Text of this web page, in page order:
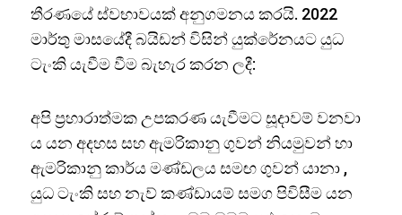
තීරණයේ ස්වභාවයක් අනුගමනය කරයි. 2022
මාර්තු මාසයේදී බයිඩන් විසින් යුක්රේනයට යුධ
ටැංකි යැවීම වීම බැහැර කරන ලදී:
අපි ප්‍රහාරාත්මක උපකරණ යැවීමට සූදාවම් වනවා
ය යන අදහස සහ ඇමරිකානු ගුවන් නියමුවන් හා
ඇමරිකානු කාර්ය මණ්ඩලය සමඟ ගුවන් යානා ,
යුධ ටැංකි සහ නැව් කණ්ඩායම් සමග පිවිසීම යන